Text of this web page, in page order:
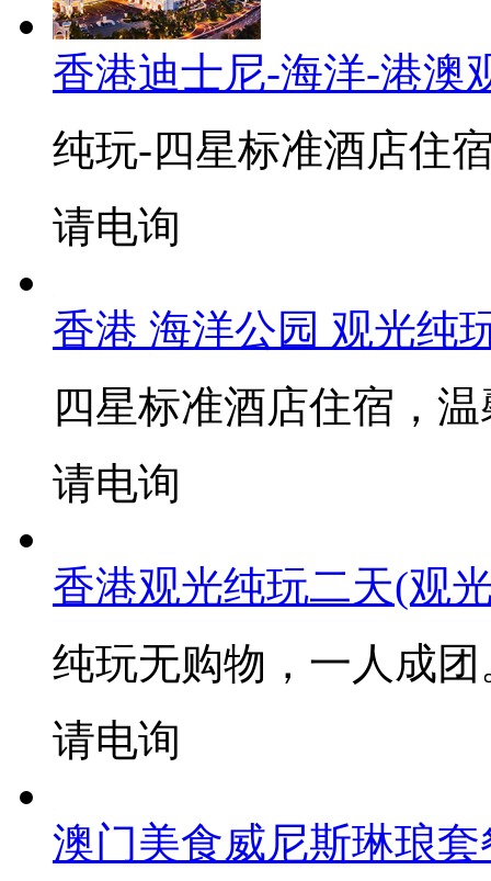
香港迪士尼-海洋-港澳
纯玩-四星标准酒店住
请电询
香港 海洋公园 观光纯
四星标准酒店住宿，
请电询
香港观光纯玩二天(观
纯玩无购物，一人成团
请电询
澳门美食威尼斯琳琅